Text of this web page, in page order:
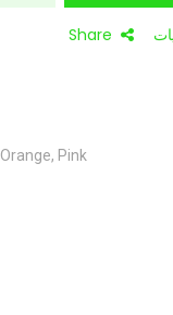
Share
Orange, Pink